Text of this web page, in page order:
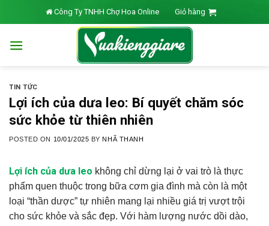
to
Công Ty TNHH Chợ Hoa Online Giỏ hàng
TIN TỨC
Lợi ích của dưa leo: Bí quyết chăm sóc
sức khỏe từ thiên nhiên
POSTED ON 10/01/2025 BYNHÃ THANH
Lợi ích của dưa leo không chỉ dừng lại ở vai trò là thực
phẩm quen thuộc trong bữa cơm gia đình mà còn là một
loại “thần dược” tự nhiên mang lại nhiều giá trị vượt trội
cho sức khỏe và sắc đẹp. Với hàm lượng nước dồi dào,